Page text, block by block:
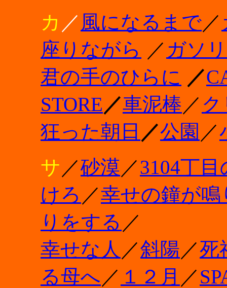
カ ／ 風になるまで／
座りながら ／ ガソ
君の手のひらに ／
STORE／車泥棒／
狂った朝日 ／公園 ／
サ ／砂漠／3104丁
けろ ／幸せの鐘が
りをする ／
幸せな人 ／斜陽／死
る母へ／ １２月 ／